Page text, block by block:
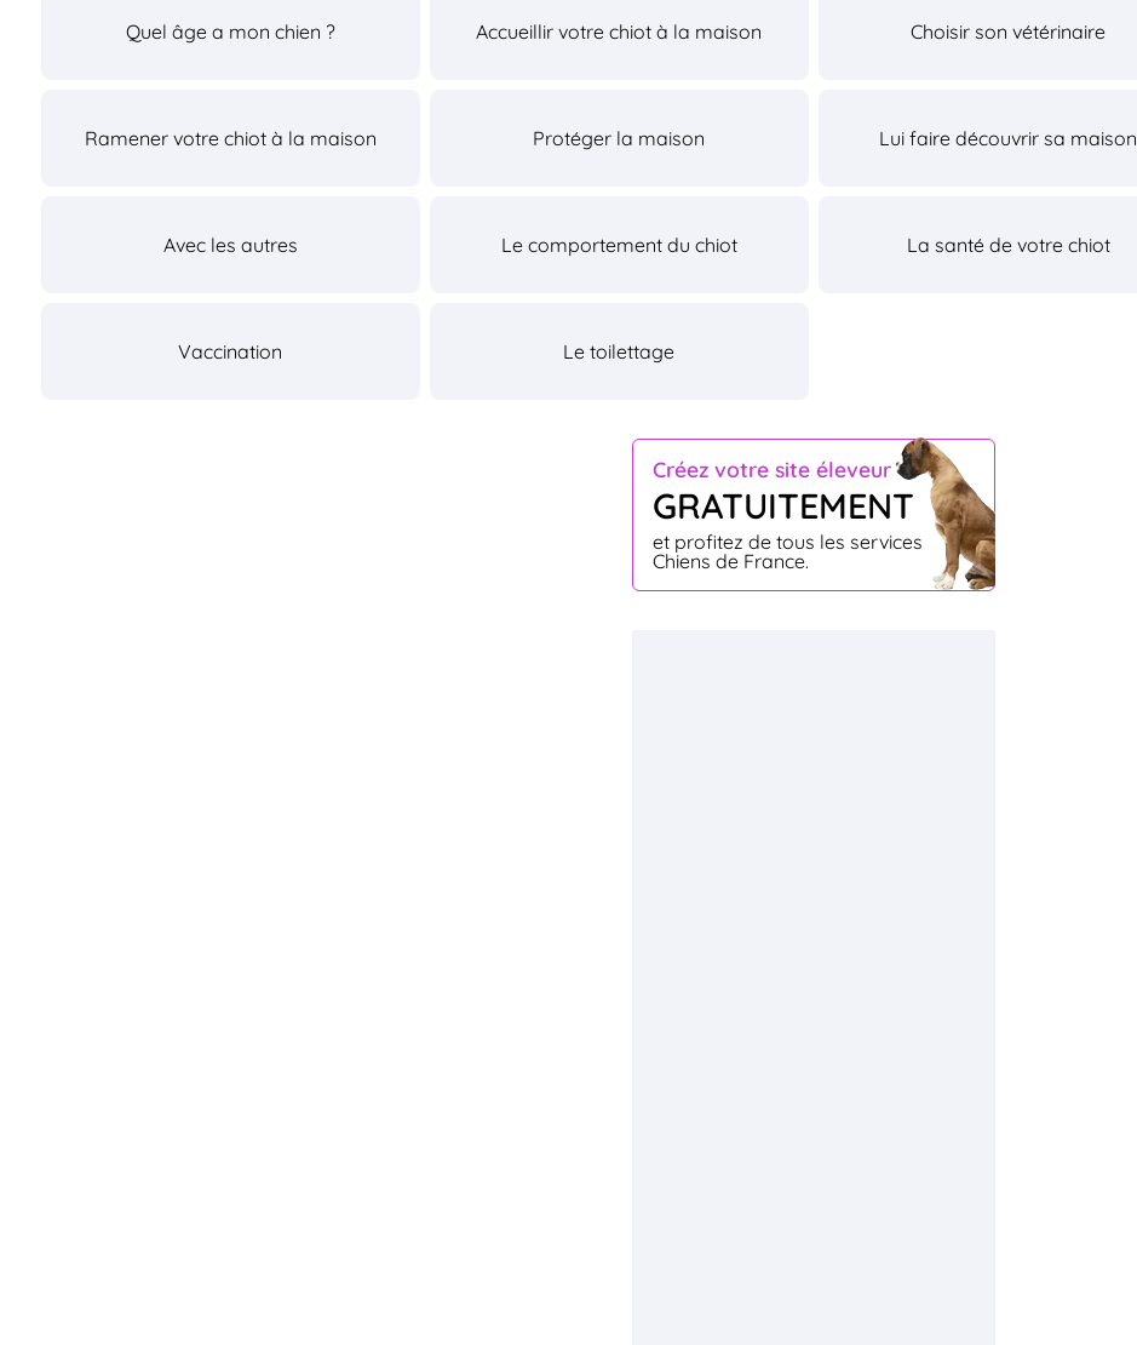
Créez votre site éleveur
GRATUITEMENT
et profitez de tous les services
Chiens de France.
Quel âge a mon chien ? Accueillir votre chiot à la maison Choisir son vétérinaire
Ramener votre chiot à la maison Protéger la maison Lui faire découvrir sa maison
Avec les autres Le comportement du chiot La santé de votre chiot
Vaccination Le toilettage